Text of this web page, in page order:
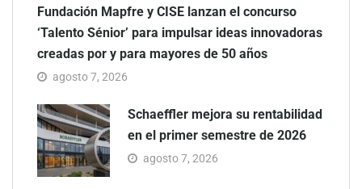
Fundación Mapfre y CISE lanzan el concurso
‘Talento Sénior’ para impulsar ideas innovadoras
creadas por y para mayores de 50 años
agosto 7, 2026
Schaeffler mejora su rentabilidad
en el primer semestre de 2026
agosto 7, 2026